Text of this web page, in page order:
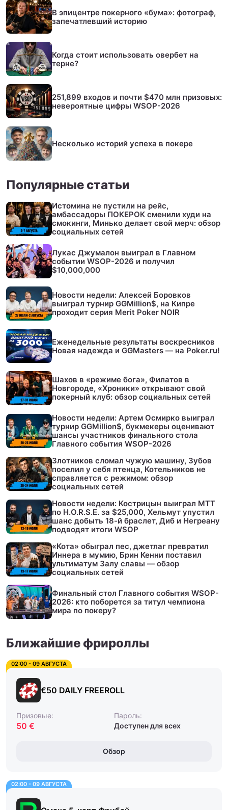
В эпицентре покерного «бума»: фотограф,
запечатлевший историю
Когда стоит использовать овербет на
терне?
251,899 входов и почти $470 млн призовых:
невероятные цифры WSOP-2026
Несколько историй успеха в покере
Популярные статьи
Истомина не пустили на рейс,
амбассадоры ПОКЕРОК сменили худи на
смокинги, Минько делает свой мерч: обзор
социальных сетей
Лукас Джумалон выиграл в Главном
событии WSOP-2026 и получил
$10,000,000
Новости недели: Алексей Боровков
выиграл турнир GGMillion$, на Кипре
проходит серия Merit Poker NOIR
Еженедельные результаты воскресников
Новая надежда и GGMasters — на Poker.ru!
Шахов в «режиме бога», Филатов в
Новгороде, «Хроники» открывают свой
покерный клуб: обзор социальных сетей
Новости недели: Артем Осмирко выиграл
турнир GGMillion$, букмекеры оценивают
шансы участников финального стола
Главного события WSOP-2026
Злотников сломал чужую машину, Зубов
поселил у себя птенца, Котельников не
справляется с режимом: обзор
социальных сетей
Новости недели: Кострицын выиграл МТТ
по H.O.R.S.E. за $25,000, Хельмут упустил
шанс добыть 18-й браслет, Диб и Негреану
подводят итоги WSOP
«Кота» обыграл пес, джетлаг превратил
Иннера в мумию, Брин Кенни поставил
ультиматум Залу славы — обзор
социальных сетей
Финальный стол Главного события WSOP-
2026: кто поборется за титул чемпиона
мира по покеру?
Ближайшие фрироллы
02:00 - 09 АВГУСТА
€50 DAILY FREEROLL
Призовые:
50 €
Пароль:
Доступен для всех
Обзор
02:00 - 09 АВГУСТА